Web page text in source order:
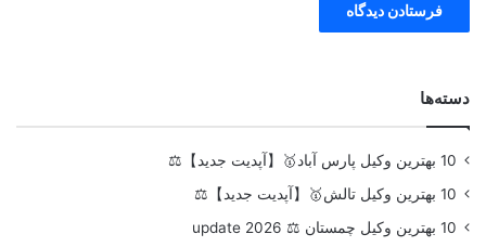
دسته‌ها
10 بهترین وکیل پارس آباد🥇【آپدیت جدید】⚖️
10 بهترین وکیل تالش🥇【آپدیت جدید】⚖️
10 بهترین وکیل چمستان ⚖️ update 2026